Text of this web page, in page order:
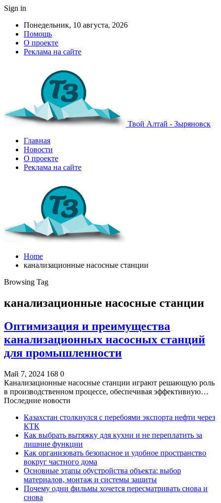
Sign in
Понедельник, 10 августа, 2026
Помощь
О проекте
Реклама на сайте
Твой Алтай - Зыряновск
Главная
Новости
О проекте
Реклама на сайте
Home
канализационные насосные станции
Browsing Tag
канализационные насосные станции
Оптимизация и преимущества
канализационных насосных станций
для промышленности
Май 7, 2024 168 0
Канализационные насосные станции играют решающую роль
в производственном процессе, обеспечивая эффективную…
Последние новости
Казахстан столкнулся с перебоями экспорта нефти через
КТК
Как выбрать вытяжку для кухни и не переплатить за
лишние функции
Как организовать безопасное и удобное пространство
вокруг частного дома
Основные этапы обустройства объекта: выбор
материалов, монтаж и системы защиты
Почему одни фильмы хочется пересматривать снова и
снова